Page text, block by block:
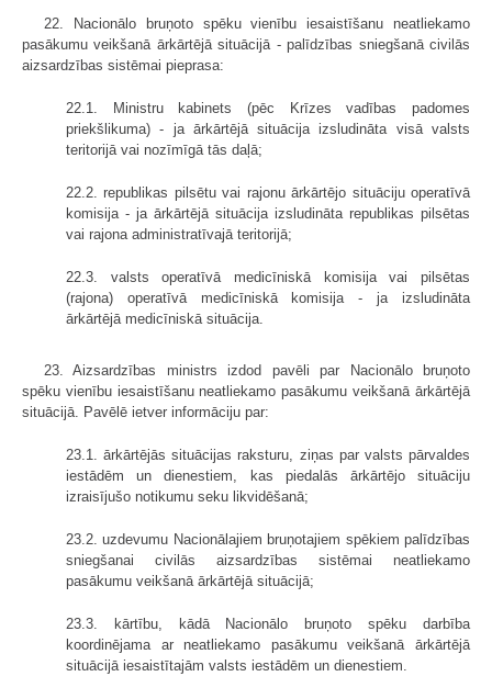
22. Nacionālo bruņoto spēku vienību iesaistīšanu neatliekamo
pasākumu veikšanā ārkārtējā situācijā - palīdzības sniegšanā civilās
aizsardzības sistēmai pieprasa:
22.1. Ministru kabinets (pēc Krīzes vadības padomes
priekšlikuma) - ja ārkārtējā situācija izsludināta visā valsts
teritorijā vai nozīmīgā tās daļā;
22.2. republikas pilsētu vai rajonu ārkārtējo situāciju operatīvā
komisija - ja ārkārtējā situācija izsludināta republikas pilsētas
vai rajona administratīvajā teritorijā;
22.3. valsts operatīvā medicīniskā komisija vai pilsētas
(rajona) operatīvā medicīniskā komisija - ja izsludināta
ārkārtējā medicīniskā situācija.
23. Aizsardzības ministrs izdod pavēli par Nacionālo bruņoto
spēku vienību iesais­tīšanu neatliekamo pasākumu veikšanā ārkārtējā
situācijā. Pavēlē ietver informāciju par:
23.1. ārkārtējās situācijas raksturu, ziņas par valsts pārvaldes
iestādēm un dienestiem, kas piedalās ārkārtējo situāciju
izraisījušo notikumu seku likvidēšanā;
23.2. uzdevumu Nacionālajiem bruņotajiem spēkiem palīdzības
sniegšanai civilās aizsardzības sistēmai neatliekamo
pasākumu veikšanā ārkārtējā situācijā;
23.3. kārtību, kādā Nacionālo bruņoto spēku darbība
koordinējama ar neatliekamo pasākumu veikšanā ārkārtējā
situācijā iesais­tītajām valsts iestādēm un dienestiem.